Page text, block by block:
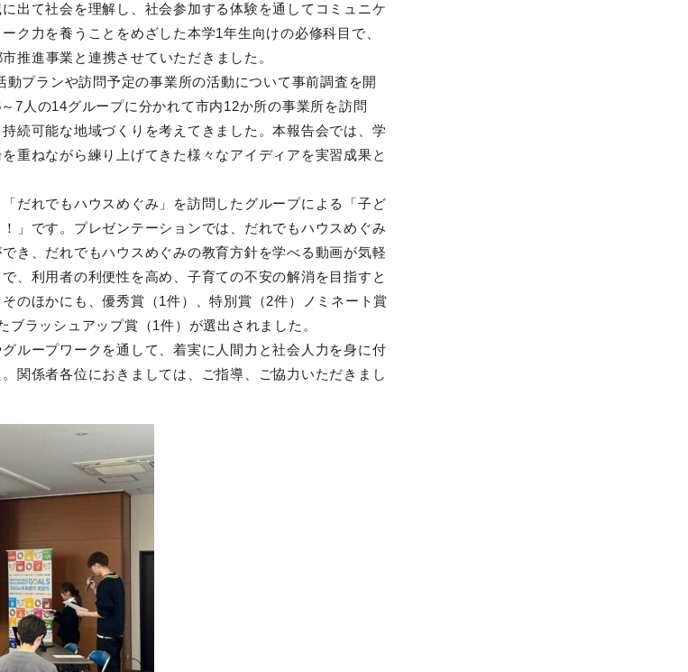
出て社会を理解し、社会参加する体験を通してコミュニケ
ク力を養うことをめざした本学1年生向けの必修科目で、
推進事業と連携させていただきました。
プランや訪問予定の事業所の活動について事前調査を開
7人の14グループに分かれて市内12か所の事業所を訪問
続可能な地域づくりを考えてきました。本報告会では、学
重ねながら練り上げてきた様々なアイディアを実習成果と
だれでもハウスめぐみ」を訪問したグループによる「子ど
」です。プレゼンテーションでは、だれでもハウスめぐみ
き、だれでもハウスめぐみの教育方針を学べる動画が気軽
、利用者の利便性を高め、子育ての不安の解消を目指すと
のほかにも、優秀賞（1件）、特別賞（2件）ノミネート賞
ブラッシュアップ賞（1件）が選出されました。
ループワークを通して、着実に人間力と社会人力を身に付
関係者各位におきましては、ご指導、ご協力いただきまし